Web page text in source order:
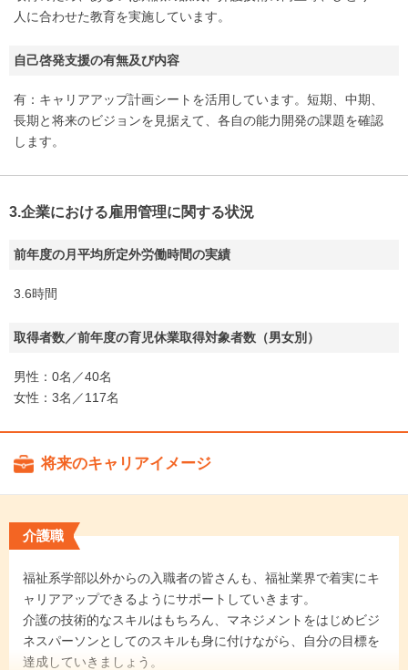
人に合わせた教育を実施しています。
自己啓発支援の有無及び内容
有：キャリアアップ計画シートを活用しています。短期、中期、
長期と将来のビジョンを見据えて、各自の能力開発の課題を確認
します。
3.企業における雇用管理に関する状況
前年度の月平均所定外労働時間の実績
3.6時間
取得者数／前年度の育児休業取得対象者数（男女別）
男性：0名／40名
女性：3名／117名
将来のキャリアイメージ
介護職
福祉系学部以外からの入職者の皆さんも、福祉業界で着実にキ
ャリアアップできるようにサポートしていきます。
介護の技術的なスキルはもちろん、マネジメントをはじめビジ
ネスパーソンとしてのスキルも身に付けながら、自分の目標を
達成していきましょう。